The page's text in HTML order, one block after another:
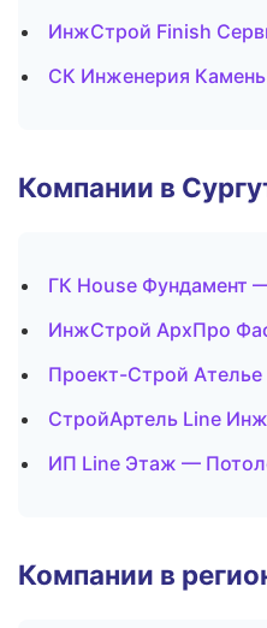
ИнжСтрой Finish
СК Инженерия
Компании в
ГК House Фундамент
ИнжСтрой АрхПро
Проект-Строй
СтройАртель Line
ИП Line Этаж —
Компании в